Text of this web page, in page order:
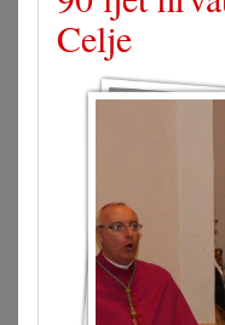
Celje